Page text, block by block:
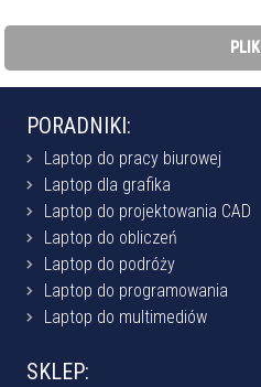
PLIKI
PORADNIKI:
Laptop do pracy biurowej
Laptop dla grafika
Laptop do projektowania CAD
Laptop do obliczeń
Laptop do podróży
Laptop do programowania
Laptop do multimediów
SKLEP: